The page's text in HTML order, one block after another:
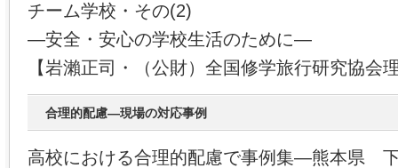
チーム学校・その(2)
―安全・安心の学校生活のために―
【岩瀨正司・（公財）全国修学旅行研究協会
合理的配慮―現場の対応事例
高校における合理的配慮で事例集―熊本県